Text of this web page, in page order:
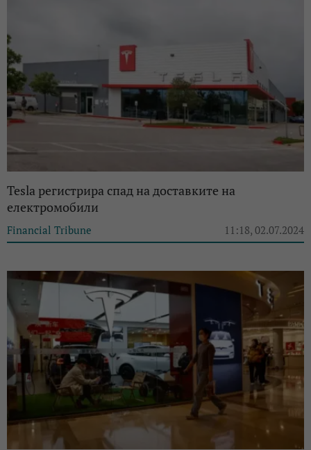
Tesla регистрира спад на доставките на
електромобили
Financial Tribune 11:18, 02.07.2024